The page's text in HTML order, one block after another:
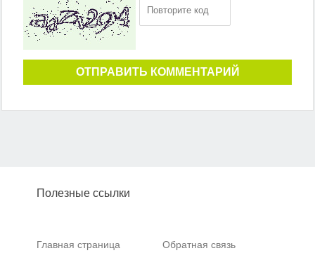
ОТПРАВИТЬ КОММЕНТАРИЙ
Полезные ссылки
Главная страница Обратная связь